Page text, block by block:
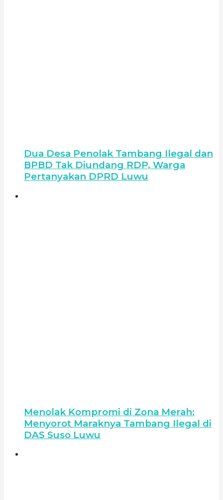
Dua Desa Penolak Tambang Ilegal dan
BPBD Tak Diundang RDP, Warga
Pertanyakan DPRD Luwu
Menolak Kompromi di Zona Merah:
Menyorot Maraknya Tambang Ilegal di
DAS Suso Luwu